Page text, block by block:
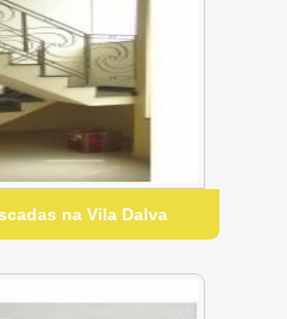
na Vila Dalva